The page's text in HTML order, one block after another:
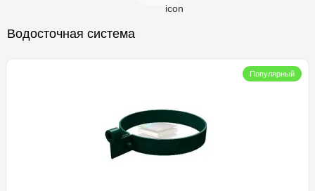
Водосточная система
Популярный